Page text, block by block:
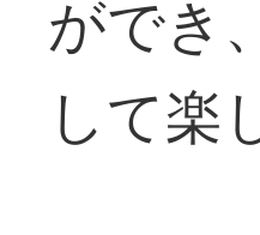
ができ
して楽